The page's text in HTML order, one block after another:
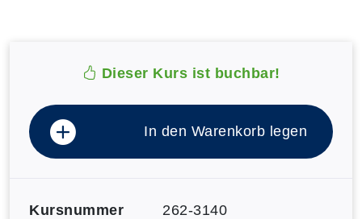
Dieser Kurs ist buchbar!
In den Warenkorb legen
Kursnummer 262-3140